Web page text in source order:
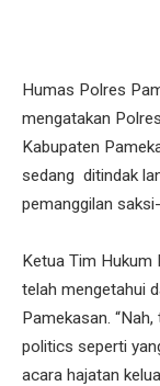
Humas Polres
mengatakan
Kabupaten
sedang ditindak
pemanggilan
Ketua Tim Hukum
telah mengetahui
Pamekasan.
politics seperti
acara hajatan